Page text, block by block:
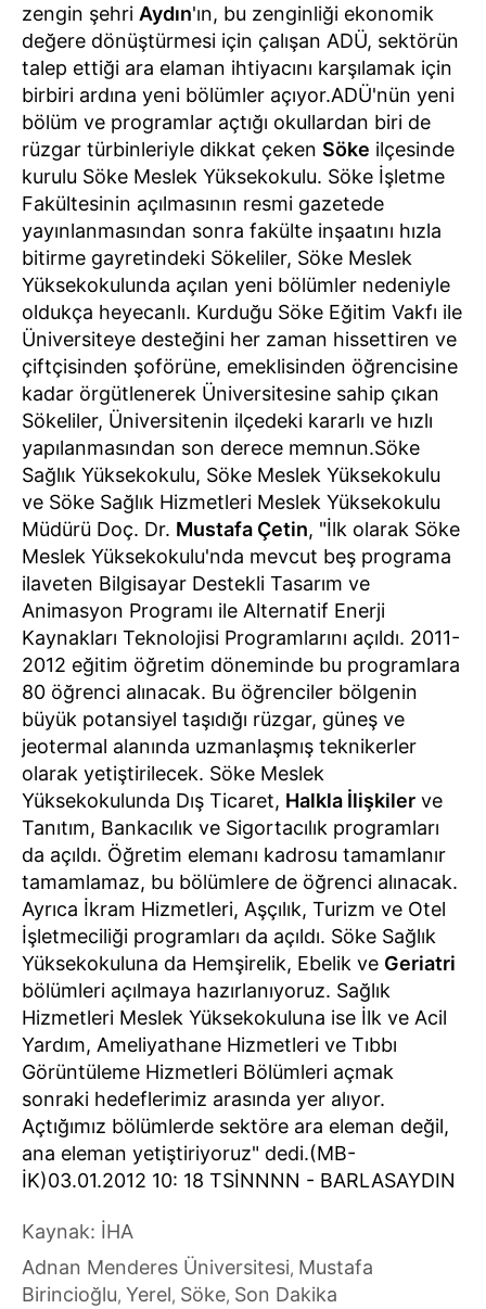
zengin şehri Aydın'ın, bu zenginliği ekonomik
değere dönüştürmesi için çalışan ADÜ, sektörün
talep ettiği ara elaman ihtiyacını karşılamak için
birbiri ardına yeni bölümler açıyor.ADÜ'nün yeni
bölüm ve programlar açtığı okullardan biri de
rüzgar türbinleriyle dikkat çeken Söke ilçesinde
kurulu Söke Meslek Yüksekokulu. Söke İşletme
Fakültesinin açılmasının resmi gazetede
yayınlanmasından sonra fakülte inşaatını hızla
bitirme gayretindeki Sökeliler, Söke Meslek
Yüksekokulunda açılan yeni bölümler nedeniyle
oldukça heyecanlı. Kurduğu Söke Eğitim Vakfı ile
Üniversiteye desteğini her zaman hissettiren ve
çiftçisinden şoförüne, emeklisinden öğrencisine
kadar örgütlenerek Üniversitesine sahip çıkan
Sökeliler, Üniversitenin ilçedeki kararlı ve hızlı
yapılanmasından son derece memnun.Söke
Sağlık Yüksekokulu, Söke Meslek Yüksekokulu
ve Söke Sağlık Hizmetleri Meslek Yüksekokulu
Müdürü Doç. Dr. Mustafa Çetin, "İlk olarak Söke
Meslek Yüksekokulu'nda mevcut beş programa
ilaveten Bilgisayar Destekli Tasarım ve
Animasyon Programı ile Alternatif Enerji
Kaynakları Teknolojisi Programlarını açıldı. 2011-
2012 eğitim öğretim döneminde bu programlara
80 öğrenci alınacak. Bu öğrenciler bölgenin
büyük potansiyel taşıdığı rüzgar, güneş ve
jeotermal alanında uzmanlaşmış teknikerler
olarak yetiştirilecek. Söke Meslek
Yüksekokulunda Dış Ticaret, Halkla İlişkiler ve
Tanıtım, Bankacılık ve Sigortacılık programları
da açıldı. Öğretim elemanı kadrosu tamamlanır
tamamlamaz, bu bölümlere de öğrenci alınacak.
Ayrıca İkram Hizmetleri, Aşçılık, Turizm ve Otel
İşletmeciliği programları da açıldı. Söke Sağlık
Yüksekokuluna da Hemşirelik, Ebelik ve Geriatri
bölümleri açılmaya hazırlanıyoruz. Sağlık
Hizmetleri Meslek Yüksekokuluna ise İlk ve Acil
Yardım, Ameliyathane Hizmetleri ve Tıbbı
Görüntüleme Hizmetleri Bölümleri açmak
sonraki hedeflerimiz arasında yer alıyor.
Açtığımız bölümlerde sektöre ara eleman değil,
ana eleman yetiştiriyoruz" dedi.(MB-
İK)03.01.2012 10: 18 TSİNNNN - BARLASAYDIN
Kaynak: İHA
Adnan Menderes Üniversitesi, Mustafa
Birincioğlu, Yerel, Söke, Son Dakika